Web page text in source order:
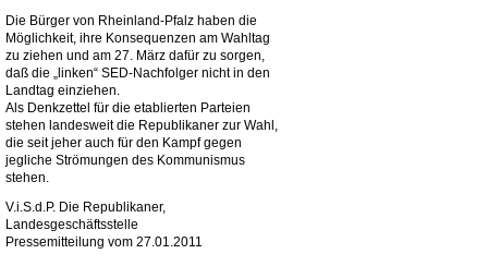
Die Bürger von Rheinland-Pfalz haben die
Möglichkeit, ihre Konsequenzen am Wahltag
zu ziehen und am 27. März dafür zu sorgen,
daß die „linken“ SED-Nachfolger nicht in den
Landtag einziehen.
Als Denkzettel für die etablierten Parteien
stehen landesweit die Republikaner zur Wahl,
die seit jeher auch für den Kampf gegen
jegliche Strömungen des Kommunismus
stehen.
V.i.S.d.P. Die Republikaner,
Landesgeschäftsstelle
Pressemitteilung vom 27.01.2011